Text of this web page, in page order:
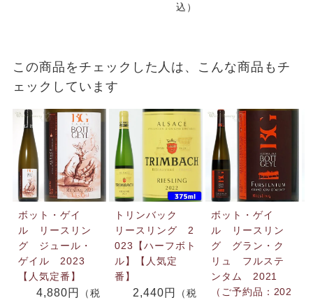
込）
この商品をチェックした人は、こんな商品もチ
ェックしています
ボット・ゲイ
ル リースリン
グ ジュール・
ゲイル 2023
【人気定番】
4,880円
（税
トリンバック
リースリング 2
023【ハーフボト
ル】【人気定
番】
2,440円
（税
ボット・ゲイ
ル リースリン
グ グラン・ク
リュ フルステ
ンタム 2021
（ご予約品：202